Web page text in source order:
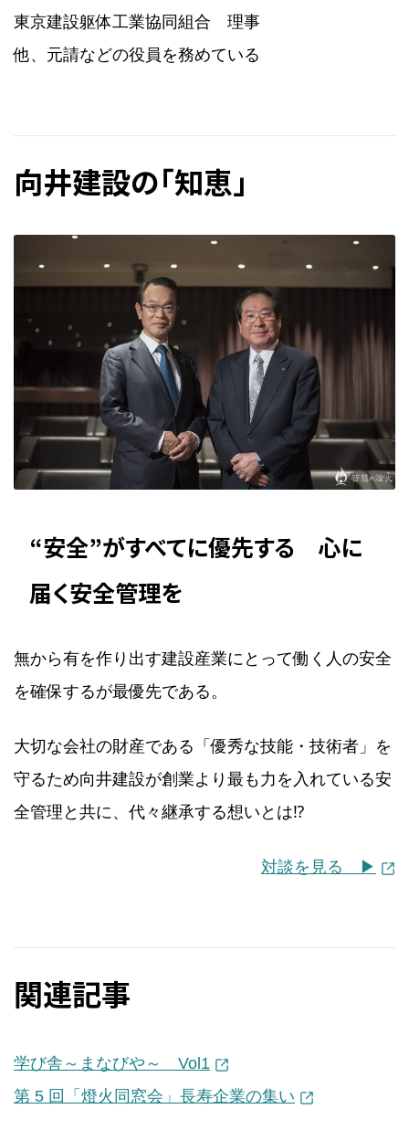
東京建設躯体工業協同組合 理事
他、元請などの役員を務めている
向井建設の「知恵」
“安全”がすべてに優先する 心に
届く安全管理を
無から有を作り出す建設産業にとって働く人の安全
を確保するが最優先である。
大切な会社の財産である「優秀な技能・技術者」を
守るため向井建設が創業より最も力を入れている安
全管理と共に、代々継承する想いとは⁉
対談を見る ▶︎
関連記事
学び舎～まなびや～ Vol1
第 5 回「燈火同窓会」長寿企業の集い